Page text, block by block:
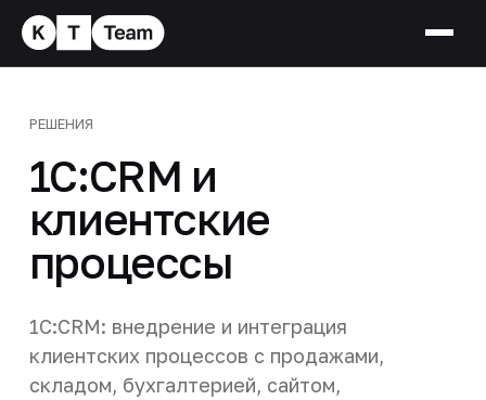
РЕШЕНИЯ
1С:CRM и
клиентские
процессы
1С:CRM: внедрение и интеграция
клиентских процессов с продажами,
складом, бухгалтерией, сайтом,